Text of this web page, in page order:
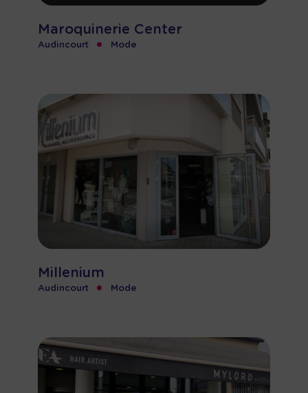
Maroquinerie Center
Audincourt • Mode
Millenium
Audincourt • Mode